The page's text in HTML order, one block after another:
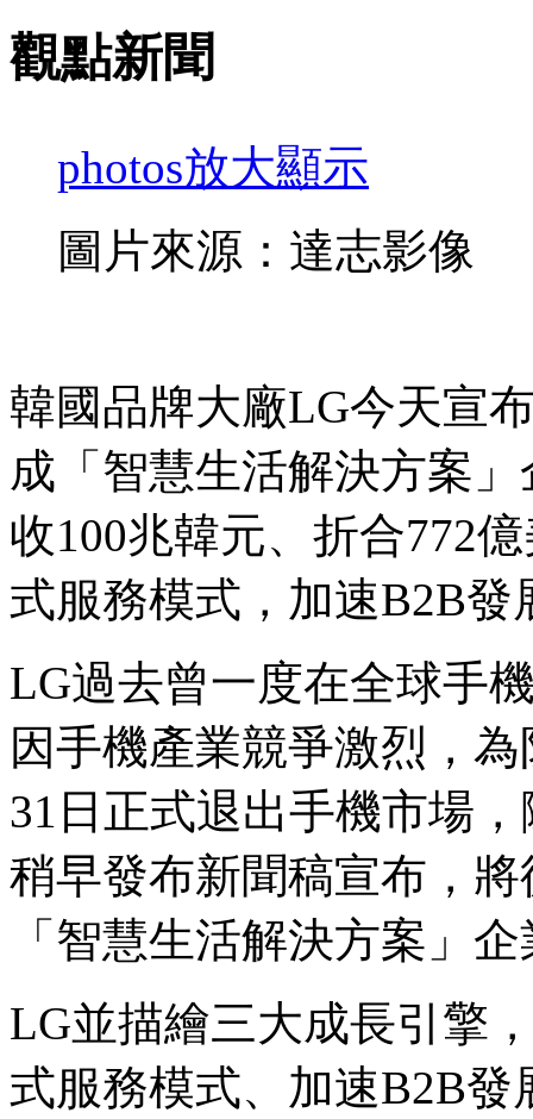
觀點新聞
photos放大顯示
圖片來源：達志影像
韓國品牌大廠LG今天宣
成「智慧生活解決方案
收100兆韓元、折合772
式服務模式，加速B2B
LG過去曾一度在全球手
因手機產業競爭激烈，
31日正式退出手機市場
稍早發布新聞稿宣布，
「智慧生活解決方案」
LG並描繪三大成長引擎
式服務模式、加速B2B